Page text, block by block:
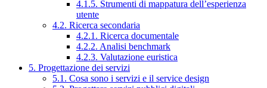
4.1.5. Strumenti di mappatura dell’esperienza
utente
4.2. Ricerca secondaria
4.2.1. Ricerca documentale
4.2.2. Analisi benchmark
4.2.3. Valutazione euristica
5. Progettazione dei servizi
5.1. Cosa sono i servizi e il service design